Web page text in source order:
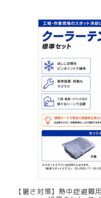
【暑さ対策】熱中症避難